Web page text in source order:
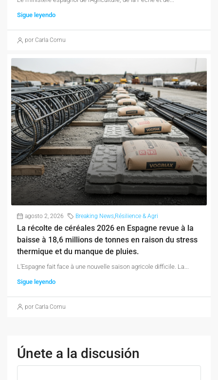
Sigue leyendo
por Carla Cornu
agosto 2, 2026 Breaking News Résilience & Agri
La récolte de céréales 2026 en Espagne revue à la
baisse à 18,6 millions de tonnes en raison du stress
thermique et du manque de pluies.
L’Espagne fait face à une nouvelle saison agricole difficile. La...
Sigue leyendo
por Carla Cornu
Únete a la discusión